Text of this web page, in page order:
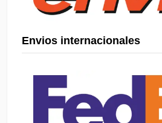
Envios internacionales